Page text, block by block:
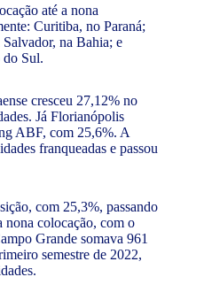
até a nona
Curitiba, no Paraná;
na Bahia; e
do Sul.
cresceu 27,12% no
Já Florianópolis
ABF, com 25,6%. A
franqueadas e passou
com 25,3%, passando
nona colocação, com o
Grande somava 961
semestre de 2022,